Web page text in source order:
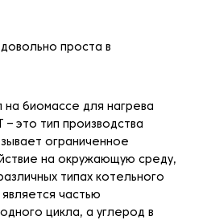
проста в
биомассе для нагрева
– это тип производства
ограниченное
на окружающую среду,
типах котельного
частью
цикла, а углерод в